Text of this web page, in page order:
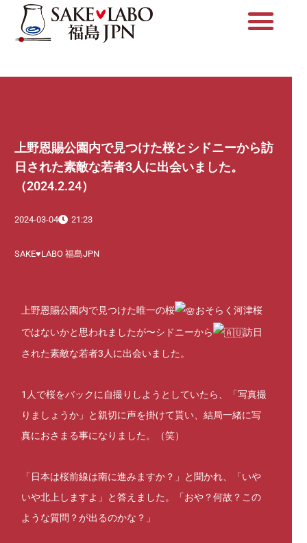
上野恩賜公園内で見つけた桜とシドニーから訪
日された素敵な若者3人に出会いました。
（2024.2.24）
2024-03-04 21:23
SAKE♥LABO 福島JPN
上野恩賜公園内で見つけた唯一の桜
おそらく河津桜
ではないかと思われましたが〜シドニーから
訪日
された素敵な若者3人に出会いました。
1人で桜をバックに自撮りしようとしていたら、「写真撮
りましょうか」と親切に声を掛けて貰い、結局一緒に写
真におさまる事になりました。（笑）
「日本は桜前線は南に進みますか？」と聞かれ、「いや
いや北上しますよ」と答えました。「おや？何故？この
ような質問？が出るのかな？」